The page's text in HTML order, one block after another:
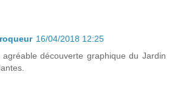
16/04/2018 12:25
découverte graphique du Jardin